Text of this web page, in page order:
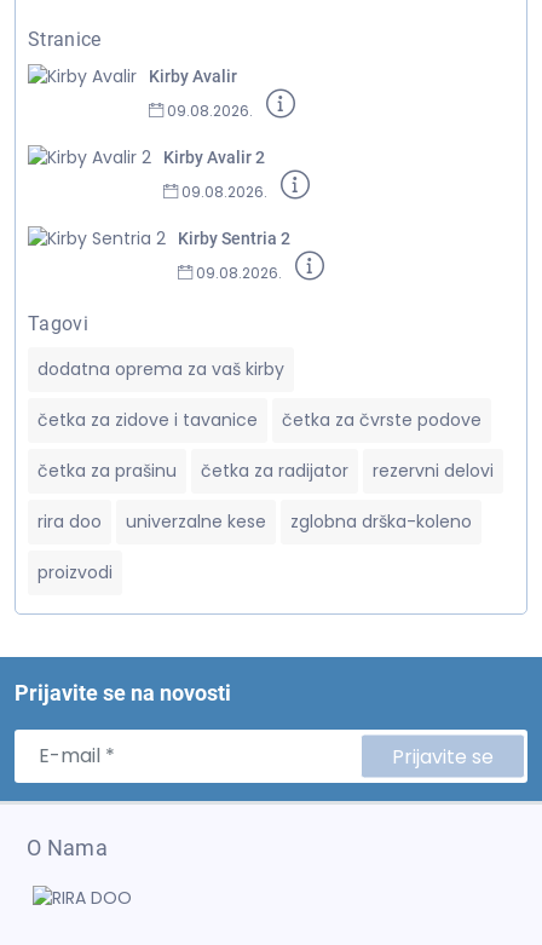
Stranice
Kirby Avalir
09.08.2026.
Kirby Avalir 2
09.08.2026.
Kirby Sentria 2
09.08.2026.
Tagovi
dodatna oprema za vaš kirby
četka za zidove i tavanice četka za čvrste podove
četka za prašinu četka za radijator rezervni delovi
rira doo univerzalne kese zglobna drška-koleno
proizvodi
Prijavite se na novosti
Prijavite se
O Nama